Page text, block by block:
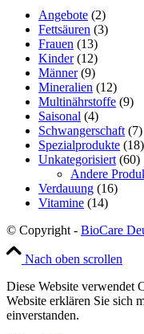
Angebote (2)
Fettsäuren (3)
Frauen (13)
Kinder (12)
Männer (9)
Mineralien (12)
Multinährstoffe (9)
Saisonal (4)
Schwangerschaft (7)
Spezialprodukte (18)
Unkategorisiert (60)
Andere
Verdauung (16)
Vitamine (14)
© Copyright - BioCare
Nach oben scrollen
Diese Website verwendet
Website erklären Sie sich
einverstanden.